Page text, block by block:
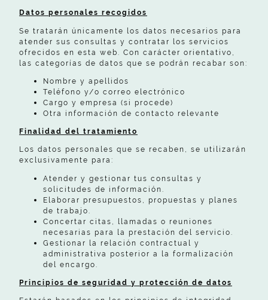
Datos personales recogidos
Se tratarán únicamente los datos necesarios para
atender sus consultas y contratar los servicios
ofrecidos en esta web. Con carácter orientativo,
las categorías de datos que se podrán recabar son:
Nombre y apellidos
Teléfono y/o correo electrónico
Cargo y empresa (si procede)
Otra información de contacto relevante
Finalidad del tratamiento
Los datos personales que se recaben, se utilizarán
exclusivamente para:
Atender y gestionar tus consultas y
solicitudes de información.
Elaborar presupuestos, propuestas y planes
de trabajo.
Concertar citas, llamadas o reuniones
necesarias para la prestación del servicio.
Gestionar la relación contractual y
administrativa posterior a la formalización
del encargo.
Principios de seguridad y protección de datos